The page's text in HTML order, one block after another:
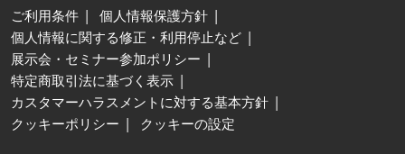
ご利用条件
個人情報保護方針
個人情報に関する修正・利用停止など
展示会・セミナー参加ポリシー
特定商取引法に基づく表示
カスタマーハラスメントに対する基本方針
クッキーポリシー
クッキーの設定